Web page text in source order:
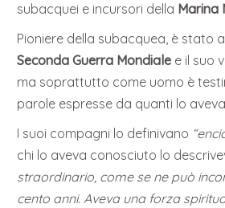
subacquei e incursori della Marina
Pioniere della subacquea, è stato
Seconda Guerra Mondiale e il suo
ma soprattutto come uomo è
parole espresse da quanti lo
I suoi compagni lo definivano
chi lo aveva conosciuto lo
straordinario, come se ne può
cento anni. Aveva una forza